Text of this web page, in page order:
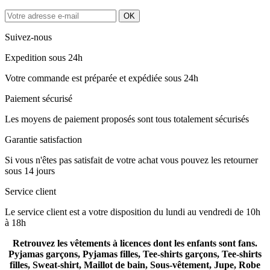
Suivez-nous
Expedition sous 24h
Votre commande est préparée et expédiée sous 24h
Paiement sécurisé
Les moyens de paiement proposés sont tous totalement sécurisés
Garantie satisfaction
Si vous n'êtes pas satisfait de votre achat vous pouvez les retourner
sous 14 jours
Service client
Le service client est a votre disposition du lundi au vendredi de 10h
à 18h
Retrouvez les vêtements à licences dont les enfants sont fans.
Pyjamas garçons, Pyjamas filles, Tee-shirts garçons, Tee-shirts
filles, Sweat-shirt, Maillot de bain, Sous-vêtement, Jupe, Robe